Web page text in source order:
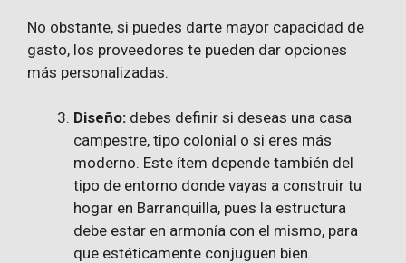
No obstante, si puedes darte mayor capacidad de
gasto, los proveedores te pueden dar opciones
más personalizadas.
Diseño: debes definir si deseas una casa
campestre, tipo colonial o si eres más
moderno. Este ítem depende también del
tipo de entorno donde vayas a construir tu
hogar en Barranquilla, pues la estructura
debe estar en armonía con el mismo, para
que estéticamente conjuguen bien.